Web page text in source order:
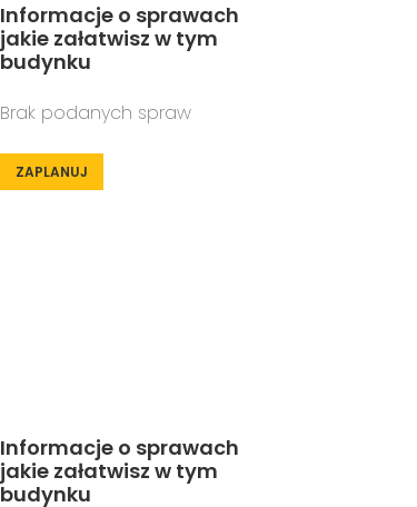
Informacje o sprawach
jakie załatwisz w tym
budynku
Brak podanych spraw
ZAPLANUJ
Informacje o sprawach
jakie załatwisz w tym
budynku